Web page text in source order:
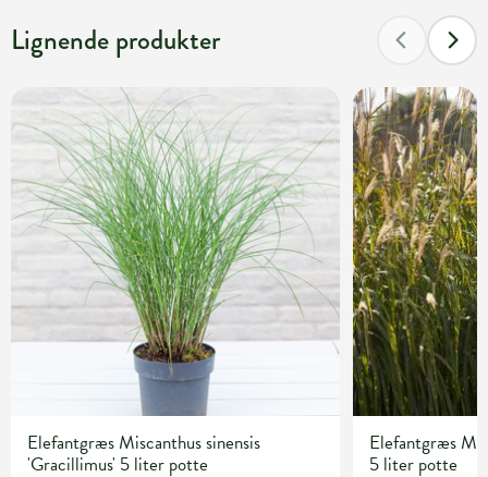
Lignende produkter
Elefantgræs Miscanthus sinensis
'Gracillimus' 5 liter potte
Elefantgræs
5 liter potte